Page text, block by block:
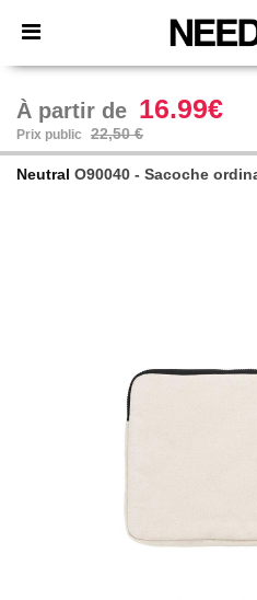
× Appli Needen
Meilleurs prix sur l’app !
À partir de 16.99€
Prix public 22,50 €
Neutral O90040 - Sacoche